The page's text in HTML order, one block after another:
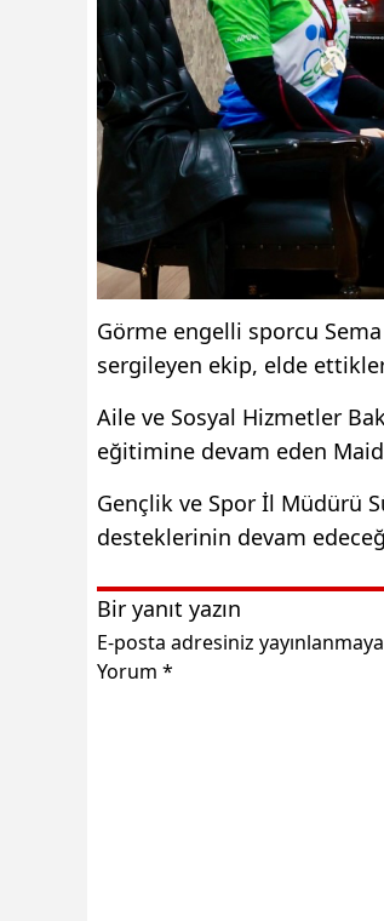
Görme engelli sporcu
sergileyen ekip, elde
Aile ve Sosyal Hizmetler
eğitimine devam eden
Gençlik ve Spor İl Müdürü
desteklerinin devam
Bir yanıt yazın
E-posta adresiniz
Yorum *